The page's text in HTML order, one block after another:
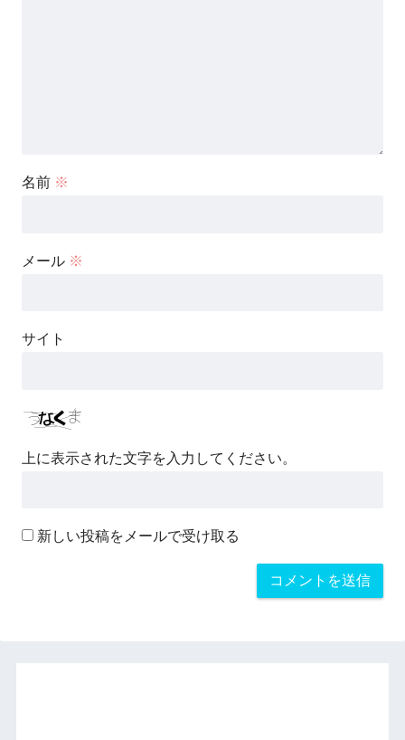
名前 ※
メール ※
サイト
上に表示された文字を入力してください。
新しい投稿をメールで受け取る